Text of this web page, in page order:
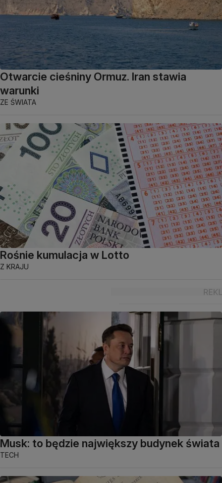
Otwarcie cieśniny Ormuz. Iran stawia
warunki
ZE ŚWIATA
Rośnie kumulacja w Lotto
Z KRAJU
Musk: to będzie największy budynek świata
TECH